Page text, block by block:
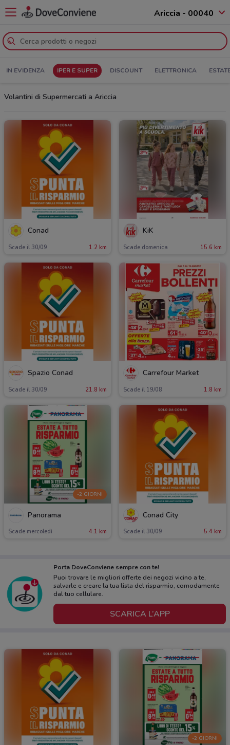
Ariccia - 00040
IN EVIDENZA IPER E SUPER DISCOUNT ELETTRONICA
Volantini di Supermercati a Ariccia
Conad
Scade il 30/09 1.2 km
KiK
Scade domenica 15.6 km
Spazio Conad
Scade il 30/09 21.8 km
Carrefour Market
Scade il 19/08 1.8 km
-2 GIORNI
Panorama
Scade mercoledì 4.1 km
Conad City
Scade il 30/09 5.4 km
Porta DoveConviene sempre con te!
Puoi trovare le migliori offerte dei negozi vicino a te,
salvarle e creare la tua lista del risparmio, comodamente
dal tuo cellulare.
SCARICA L’APP
-2 GIORNI